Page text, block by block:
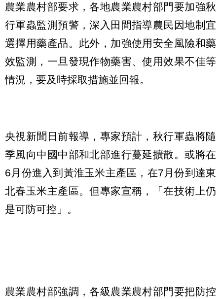
農業農村部要求，各地農業農村部門要加強秋
行軍蟲監測預警，深入田間指導農民因地制宜
選擇用藥產品。此外，加強使用安全風險和藥
效監測，一旦發現作物藥害、使用效果不佳等
情況，要及時採取措施並回報。
央視新聞日前報導，專家預計，秋行軍蟲將隨
季風向中國中部和北部進行蔓延擴散。或將在
6月份進入到黃淮玉米主產區，在7月份到達東
北春玉米主產區。但專家宣稱，「在技術上仍
是可防可控」。
農業農村部強調，各級農業農村部門要把防控